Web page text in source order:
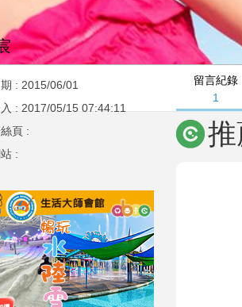
留言紀錄
1
: 2015/06/01
: 2017/05/15 07:44:11
頁 :
: